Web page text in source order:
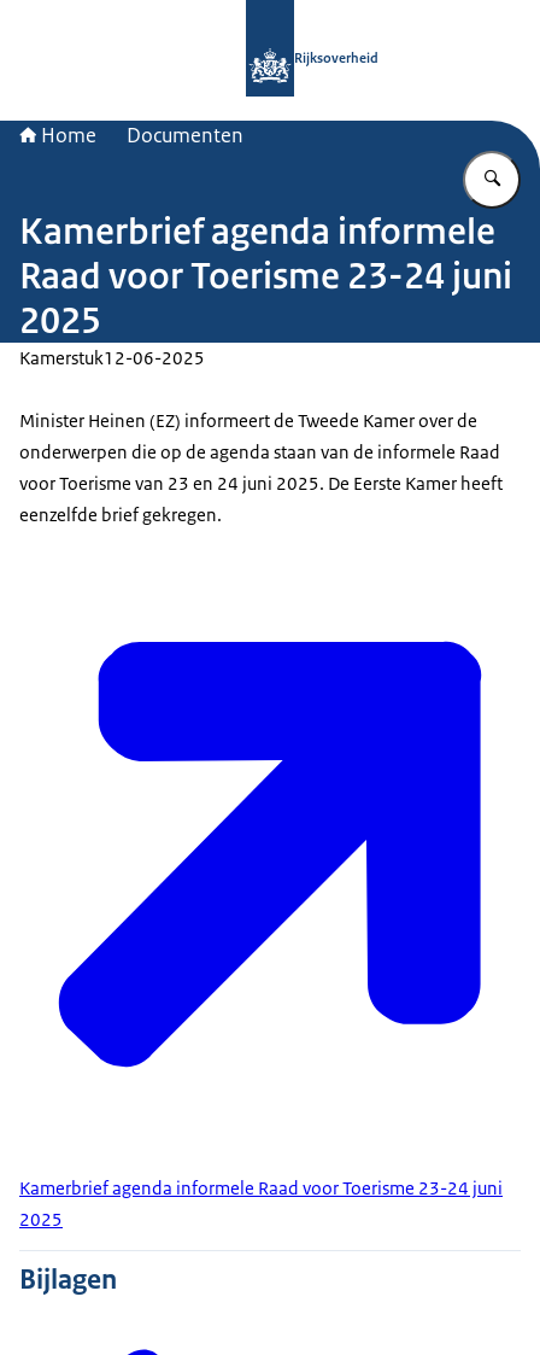
Rijksoverheid
Home Documenten
Kamerbrief agenda informele
Raad voor Toerisme 23-24 juni
2025
Kamerstuk12-06-2025
Minister Heinen (EZ) informeert de Tweede Kamer over de
onderwerpen die op de agenda staan van de informele Raad
voor Toerisme van 23 en 24 juni 2025. De Eerste Kamer heeft
eenzelfde brief gekregen.
Kamerbrief agenda informele Raad voor Toerisme 23-24 juni
2025
Bijlagen